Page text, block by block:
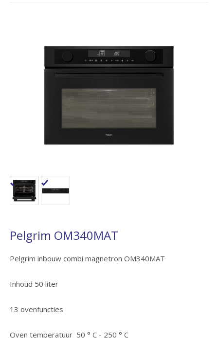
Pelgrim OM340MAT
Pelgrim inbouw combi magnetron OM340MAT
Inhoud 50 liter
13 ovenfuncties
Oven temperatuur 50 ° C - 250 ° C